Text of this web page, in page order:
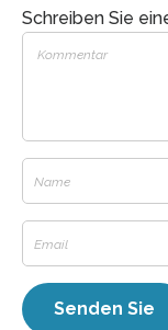
Schreiben Sie